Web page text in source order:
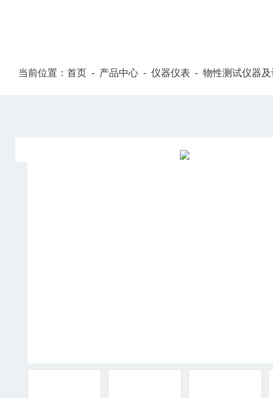
当前位置： 首页 - 产品中心 - 仪器仪表 - 物性测试仪器